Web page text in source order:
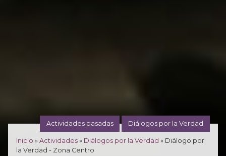
Actividades pasadas Diálogos por la Verdad
Inicio » Actividades » Diálogos por la Verdad » Diálogo por
la Verdad - Zona Centro